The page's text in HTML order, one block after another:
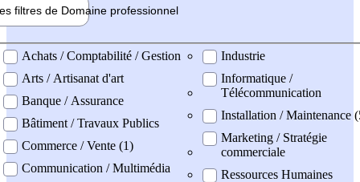
filtres de Domaine professionnel
professionel
Achats / Comptabilité / Gestion
Arts / Artisanat d'art
Banque / Assurance
Bâtiment / Travaux Publics
Commerce / Vente (1)
Communication / Multimédia
Industrie
Informatique /
Télécommunication
Installation / Maintenance
Marketing / Stratégie
commerciale
Ressources Humaines